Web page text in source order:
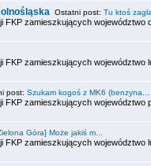
Ostatni post: Tu ktoś
FKP zamieszkujących województwo
FKP zamieszkujących województwo
post: Szukam kogoś z MK6 (benzyna...
FKP zamieszkujących województwo
Góra] Może jakiś m...
FKP zamieszkujących województwo